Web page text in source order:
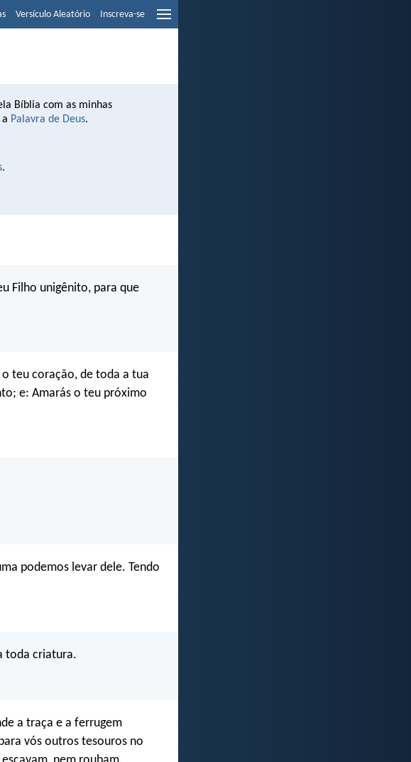
Versículo Aleatório Inscreva-se
Bíblia com as minhas
Palavra de Deus.
.
Filho unigênito, para que
teu coração, de toda a tua
e: Amarás o teu próximo
podemos levar dele. Tendo
toda criatura.
a traça e a ferrugem
vós outros tesouros no